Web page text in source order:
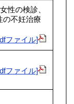
性の検診、
の不妊治療
ファイル]
ファイル]